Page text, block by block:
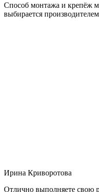
Способ монтажа и крепёж
выбирается
Ирина Криворотова
Отлично выполняете свою